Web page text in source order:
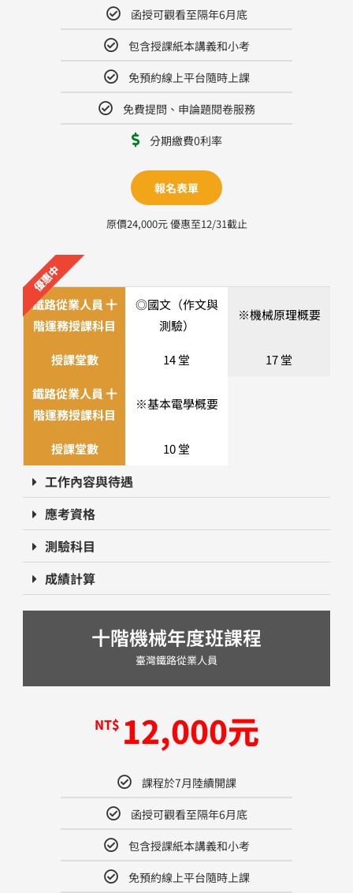
函授可觀看至隔年6月底​
包含授課紙本講義和小考
免預約線上平台隨時上課
免費提問、申論題閱卷服務
分期繳費0利率
報名表單
原價24,000元 優惠至12/31截止
優惠中
鐵路從業人員 十
階運務授課科目
◎國文（作文與
測驗）
※機械原理概要
授課堂數 14 堂 17 堂
鐵路從業人員 十
階運務授課科目
※基本電學概要
授課堂數 10 堂
工作內容與待遇
應考資格
測驗科目
成績計算
十階機械年度班課程
臺灣鐵路從業人員
NT$ 12,000​元
課程於7月陸續開課
函授可觀看至隔年6月底​
包含授課紙本講義和小考
免預約線上平台隨時上課